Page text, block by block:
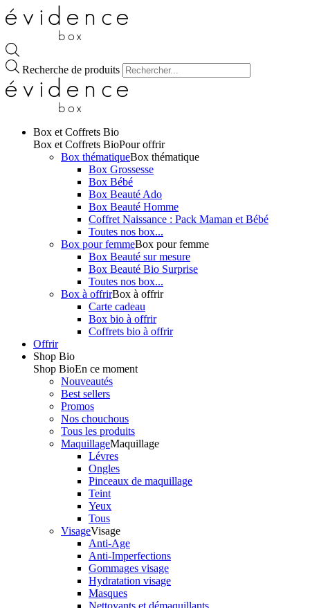
Recherche de produits
Box et Coffrets Bio
Box et Coffrets BioPour offrir
Box thématiqueBox thématique
Box Grossesse
Box Bébé
Box Beauté Ado
Box Beauté Homme
Coffret Naissance : Pack Maman et Bébé
Toutes nos box...
Box pour femmeBox pour femme
Box Beauté sur mesure
Box Beauté Bio Surprise
Toutes nos box...
Box à offrirBox à offrir
Carte cadeau
Box bio à offrir
Coffrets bio à offrir
Offrir
Shop Bio
Shop BioEn ce moment
Nouveautés
Best sellers
Promos
Nos chouchous
Tous les produits
MaquillageMaquillage
Lévres
Ongles
Pinceaux de maquillage
Teint
Yeux
Tous
VisageVisage
Anti-Age
Anti-Imperfections
Gommages visage
Hydratation visage
Masques
Nettoyants et démaquillants